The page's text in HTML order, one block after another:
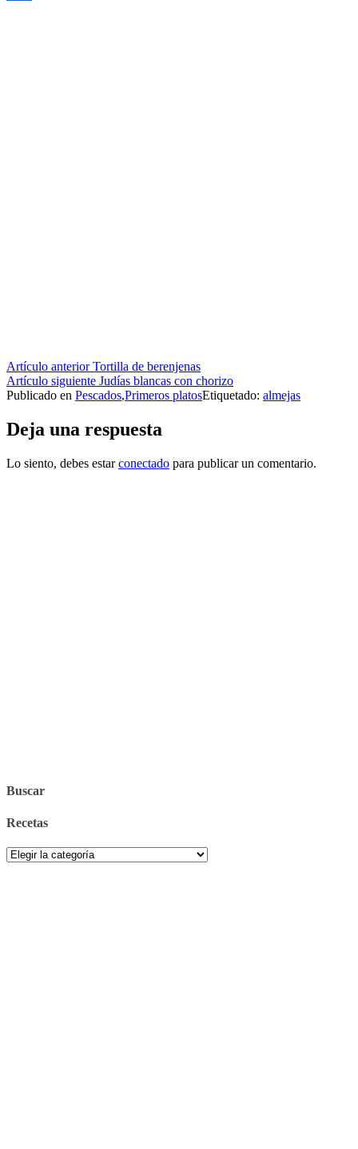
Seguir
leyendo
Artículo anteriorTortilla de berenjenas
Artículo siguiente Judías blancas con chorizo
Publicado en Pescados,Primeros platosEtiquetado: almejas
Deja una respuesta
Lo siento, debes estarconectado para publicar un comentario.
Buscar
Recetas
Recetas